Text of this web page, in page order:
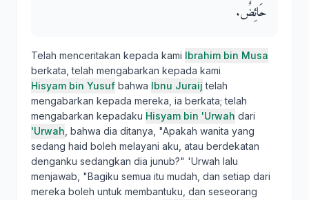
حَائِضٌ‏.‏
Telah menceritakan kepada kami Ibrahim bin Musa
berkata, telah mengabarkan kepada kami
Hisyam bin Yusuf bahwa Ibnu Juraij telah
mengabarkan kepada mereka, ia berkata; telah
mengabarkan kepadaku Hisyam bin 'Urwah dari
'Urwah , bahwa dia ditanya, "Apakah wanita yang
sedang haid boleh melayani aku, atau berdekatan
denganku sedangkan dia junub?" 'Urwah lalu
menjawab, "Bagiku semua itu mudah, dan setiap dari
mereka boleh untuk membantuku, dan seseorang